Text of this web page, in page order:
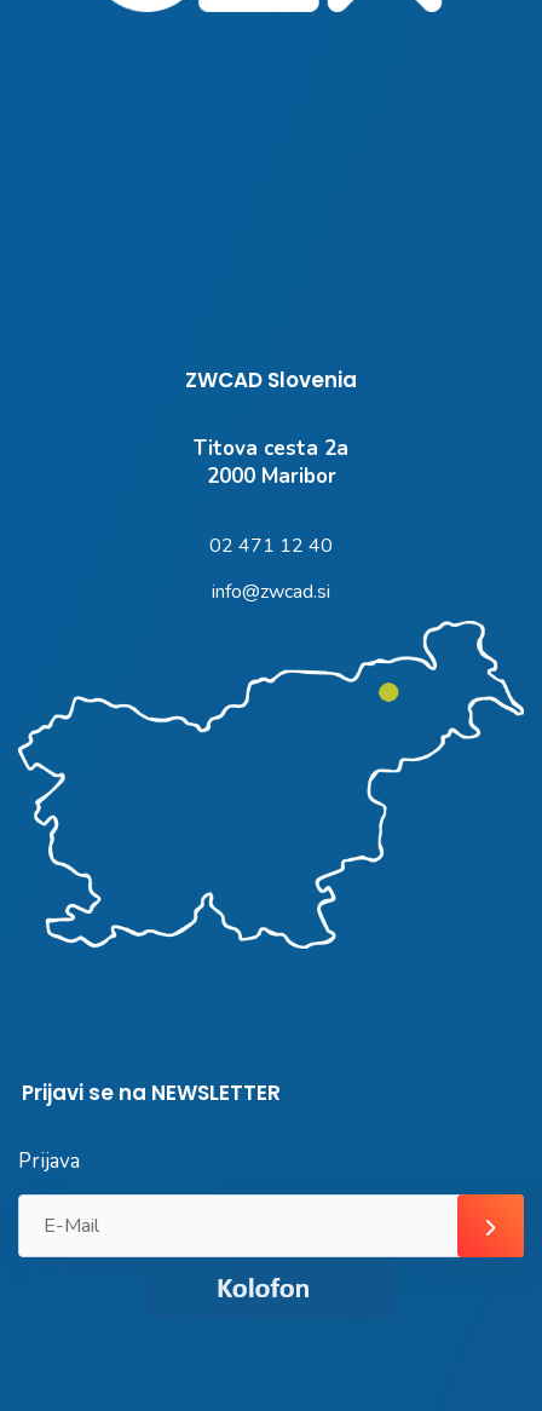
ZWCAD Slovenia
Titova cesta 2a
2000 Maribor
02 471 12 40
info@zwcad.si
Prijavi se na NEWSLETTER
Prijava